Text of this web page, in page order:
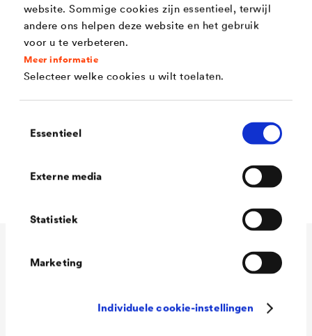
website. Sommige cookies zijn essentieel, terwijl
andere ons helpen deze website en het gebruik
voor u te verbeteren.
Meer informatie
Selecteer welke cookies u wilt toelaten.
Essentieel
Externe media
Statistiek
Marketing
Individuele cookie-instellingen
Uitstekende vloei
Bestand tegen de gangbare reinigingsmiddelen
Vergelingsvrij
Lood - en chromaatvrij volgens DIN55944
Technische gegevens